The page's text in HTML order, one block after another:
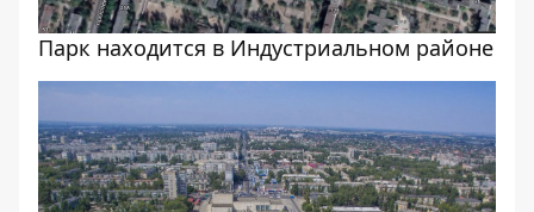
Парк находится в Индустриальном районе